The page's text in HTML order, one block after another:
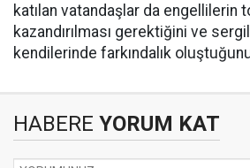
katılan vatandaşlar da engellilerin
kazandırılması gerektiğini ve
kendilerinde farkındalık
HABERE YORUM KAT